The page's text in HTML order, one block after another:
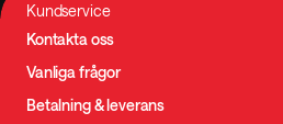
Kundservice
Kontakta oss
Vanliga frågor
Betalning & leverans